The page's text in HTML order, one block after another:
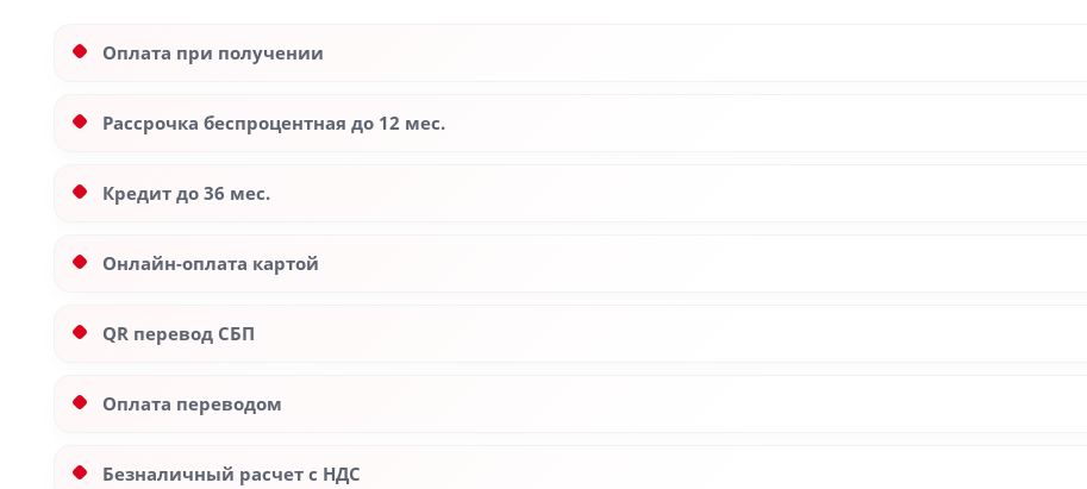
Оплата при получении
Рассрочка беспроцентная до 12 мес.
Кредит до 36 мес.
Онлайн-оплата картой
QR перевод СБП
Оплата переводом
Безналичный расчет с НДС